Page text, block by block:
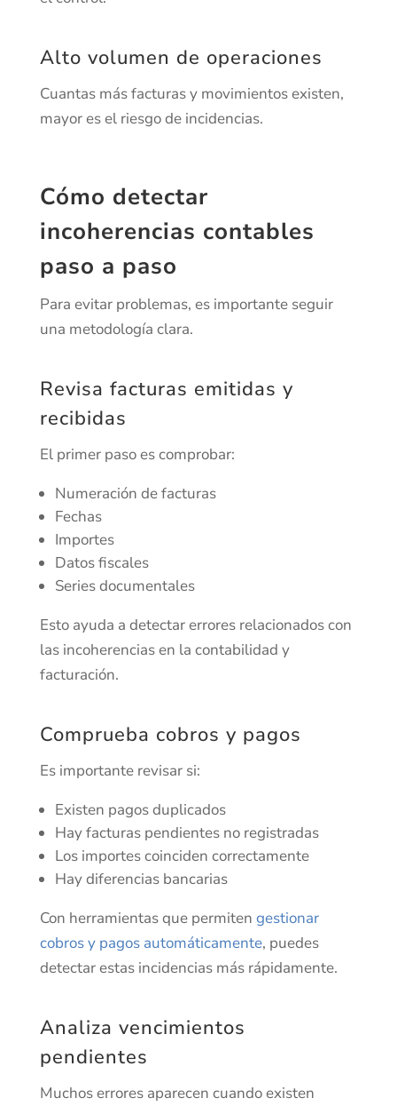
Alto volumen de operaciones
Cuantas más facturas y movimientos existen,
mayor es el riesgo de incidencias.
Cómo detectar
incoherencias contables
paso a paso
Para evitar problemas, es importante seguir
una metodología clara.
Revisa facturas emitidas y
recibidas
El primer paso es comprobar:
Numeración de facturas
Fechas
Importes
Datos fiscales
Series documentales
Esto ayuda a detectar errores relacionados con
las incoherencias en la contabilidad y
facturación.
Comprueba cobros y pagos
Es importante revisar si:
Existen pagos duplicados
Hay facturas pendientes no registradas
Los importes coinciden correctamente
Hay diferencias bancarias
Con herramientas que permiten gestionar
cobros y pagos automáticamente, puedes
detectar estas incidencias más rápidamente.
Analiza vencimientos
pendientes
Muchos errores aparecen cuando existen